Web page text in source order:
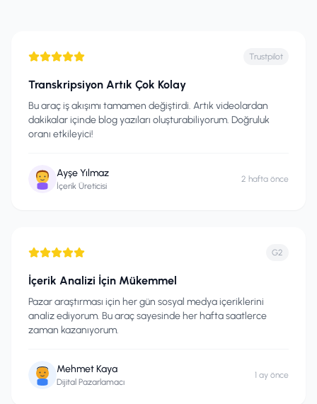
Trustpilot
Transkripsiyon Artık Çok Kolay
Bu araç iş akışımı tamamen değiştirdi. Artık videolardan
dakikalar içinde blog yazıları oluşturabiliyorum. Doğruluk
oranı etkileyici!
Ayşe Yılmaz
İçerik Üreticisi
2 hafta önce
G2
İçerik Analizi İçin Mükemmel
Pazar araştırması için her gün sosyal medya içeriklerini
analiz ediyorum. Bu araç sayesinde her hafta saatlerce
zaman kazanıyorum.
Mehmet Kaya
Dijital Pazarlamacı
1 ay önce